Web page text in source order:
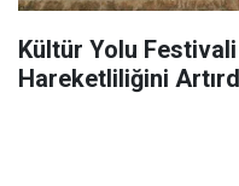
Kültür Yolu
Hareketliliğini